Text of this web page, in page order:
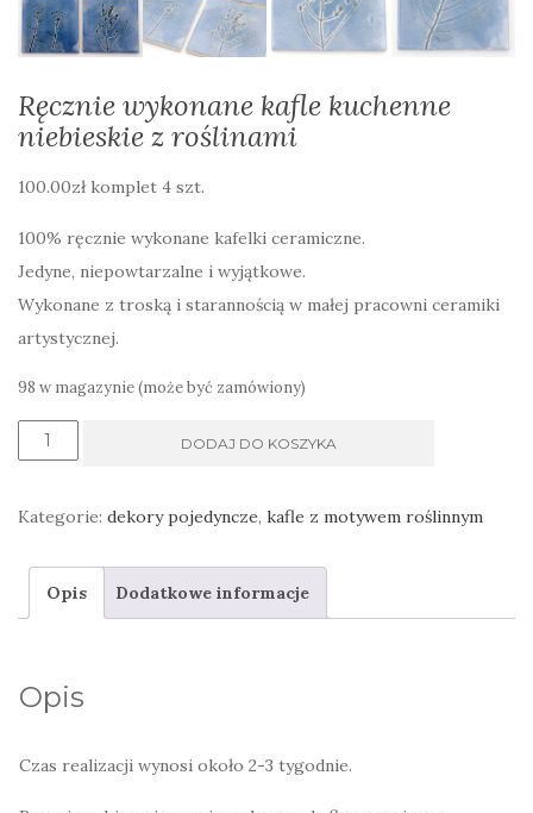
Ręcznie wykonane kafle kuchenne
niebieskie z roślinami
100.00zł komplet 4 szt.
100% ręcznie wykonane kafelki ceramiczne.
Jedyne, niepowtarzalne i wyjątkowe.
Wykonane z troską i starannością w małej pracowni ceramiki
artystycznej.
98 w magazynie (może być zamówiony)
ilość
kuchenne
niebieskie
DODAJ DO KOSZYKA
Kategorie: dekory pojedyncze, kafle z motywem roślinnym
Opis Dodatkowe informacje
Opis
Czas realizacji wynosi około 2-3 tygodnie.